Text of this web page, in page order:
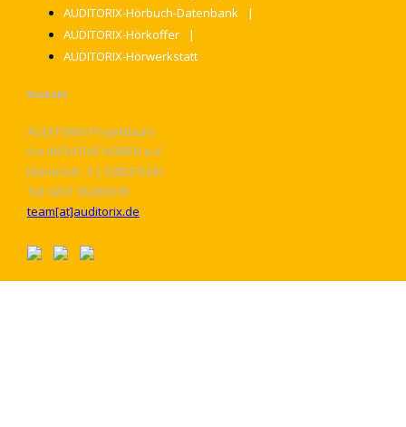
AUDITORIX-Hörbuch-Datenbank
AUDITORIX-Hörkoffer
AUDITORIX-Hörwerkstatt
Kontakt
AUDITORIX-Projektbüro
c/o INITIATIVE HÖREN e.V.
Marienstr. 3 | 50825 Köln
Tel: 0221 95265018
team[at]auditorix.de